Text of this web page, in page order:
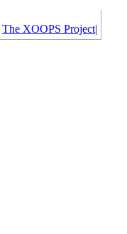
The XOOPS Project|